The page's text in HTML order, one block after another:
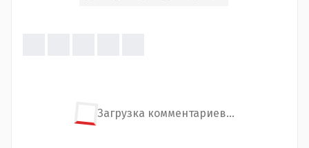
Загрузка комментариев...